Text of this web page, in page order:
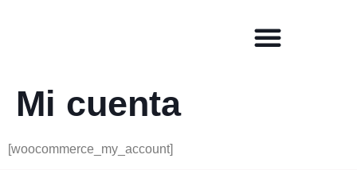
Mi cuenta
[woocommerce_my_account]